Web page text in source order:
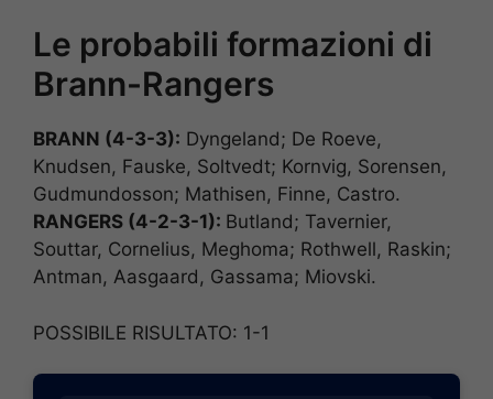
Le probabili formazioni di
Brann-Rangers
BRANN (4-3-3): Dyngeland; De Roeve,
Knudsen, Fauske, Soltvedt; Kornvig, Sorensen,
Gudmundosson; Mathisen, Finne, Castro.
RANGERS (4-2-3-1): Butland; Tavernier,
Souttar, Cornelius, Meghoma; Rothwell, Raskin;
Antman, Aasgaard, Gassama; Miovski.
POSSIBILE RISULTATO: 1-1